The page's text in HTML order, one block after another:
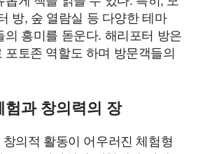
방, 숲 열람실 등 다양한 테마
의 흥미를 돋운다. 해리포터 방은
포토존 역할도 하며 방문객들의
과 창의력의 장
의적 활동이 어우러진 체험형